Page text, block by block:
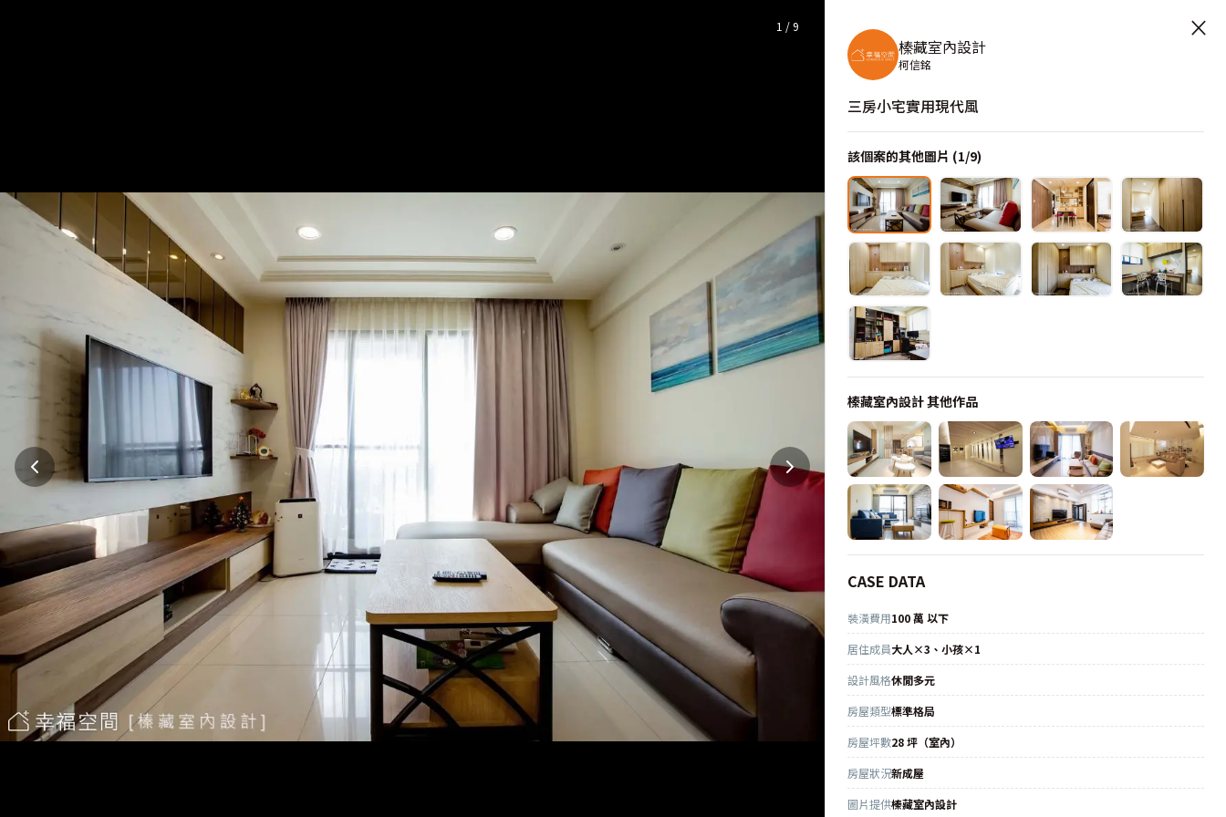
1 /9 ×
榛藏室內設計
柯信銘
三房小宅實用現代風
該個案的其他圖片 (1/9)
榛藏室內設計其他作品
CASE DATA
裝潢費用100 萬 以下
居住成員大人×3、小孩×1
設計風格休閒多元
房屋類型標準格局
房屋坪數28 坪（室內）
房屋狀況新成屋
圖片提供榛藏室內設計